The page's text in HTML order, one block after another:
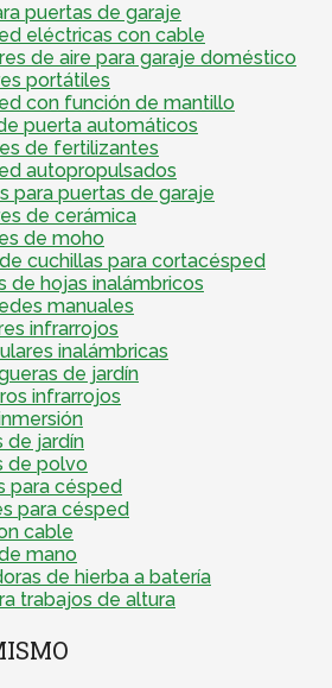
puertas de garaje
eléctricas con cable
de aire para garaje doméstico
portátiles
con función de mantillo
puerta automáticos
de fertilizantes
autopropulsados
para puertas de garaje
de cerámica
de moho
cuchillas para cortacésped
de hojas inalámbricos
manuales
infrarrojos
inalámbricas
de jardín
infrarrojos
de jardín
de polvo
para césped
para césped
cable
mano
de hierba a batería
trabajos de altura